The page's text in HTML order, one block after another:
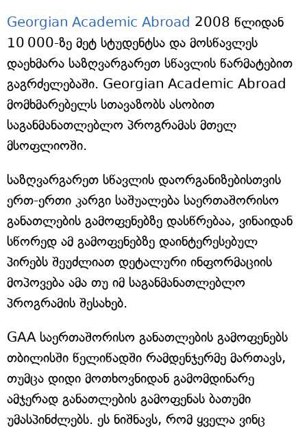
Georgian Academic Abroad 2008 წლიდან
10 000-ზე მეტ სტუდენტსა და მოსწავლეს
დაეხმარა საზღვარგარეთ სწავლის წარმატებით
გაგრძელებაში. Georgian Academic Abroad
მომხმარებელს სთავაზობს ასობით
საგანმანათლებლო პროგრამას მთელ
მსოფლიოში.
საზღვარგარეთ სწავლის დაორგანიზებისთვის
ერთ-ერთი კარგი საშუალება საერთაშორისო
განათლების გამოფენებზე დასწრებაა, ვინაიდან
სწორედ ამ გამოფენებზე დაინტერესებულ
პირებს შეუძლიათ დეტალური ინფორმაციის
მოპოვება ამა თუ იმ საგანმანათლებლო
პროგრამის შესახებ.
GAA საერთაშორისო განათლების გამოფენებს
თბილისში წელიწადში რამდენჯერმე მართავს,
თუმცა დიდი მოთხოვნიდან გამომდინარე
ამჯერად განათლების გამოფენას ბათუმი
უმასპინძლებს. ეს ნიშნავს, რომ ყველა ვინც